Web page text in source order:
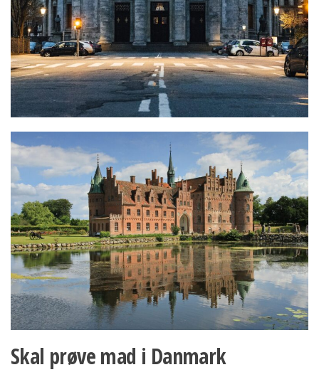
Skal prøve mad i Danmark